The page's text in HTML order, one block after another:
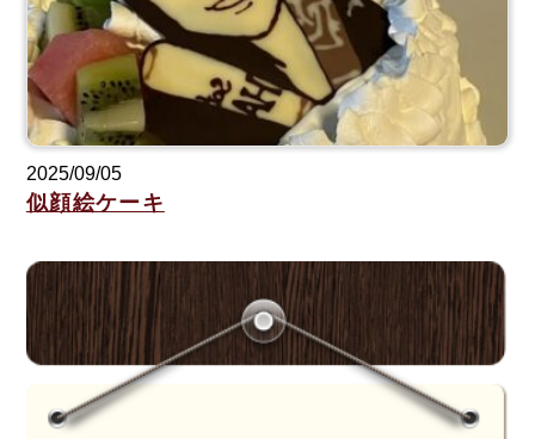
2025/09/05
似顔絵ケーキ